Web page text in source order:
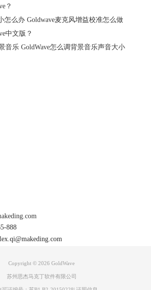
图三：在菜单栏中点击【另存为】选项
择导出为HIDI音乐样本格式。
？
怎么办 Goldwave麦克风增益校准怎么做
中文版？
音乐 GoldWave怎么调背景音乐声音大小
888
Copyright © 2026 GoldWave
苏州思杰马克丁软件有限公司